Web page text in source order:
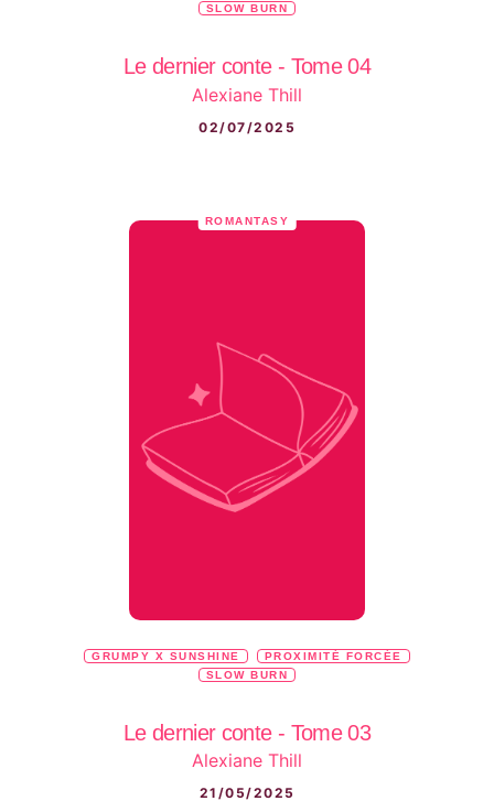
SLOW BURN
Le dernier conte - Tome 04
Alexiane Thill
02/07/2025
ROMANTASY
GRUMPY X SUNSHINE
PROXIMITÉ FORCÉE
SLOW BURN
Le dernier conte - Tome 03
Alexiane Thill
21/05/2025